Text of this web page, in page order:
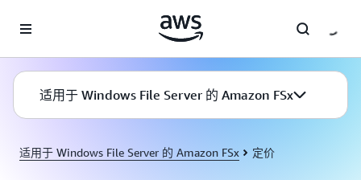
适用于 Windows File Server 的 Amazon FSx
适用于 Windows File Server 的 Amazon FSx 定价